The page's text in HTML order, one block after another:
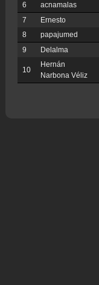
6
acnamalas
7
Ernesto
8
papajumed
9
Delalma
10
Hernán
Narbona Véliz